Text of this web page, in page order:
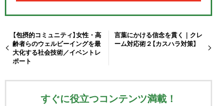
【包摂的コミュニティ】女性・高
齢者らのウェルビーイングを最
大化する社会技術／イベントレ
ポート
言葉にかける信念を貫く｜クレ
ーム対応術２【カスハラ対策】
すぐに役立つコンテンツ満載！